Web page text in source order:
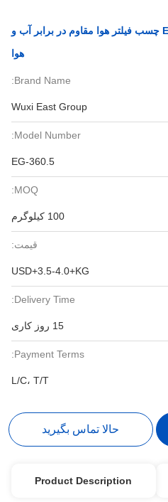
EVA Hot Melt Glue Granules چسب فیلتر هوا مقاوم در برابر آب و
هوا
Brand Name:
Wuxi East Group
Model Number:
EG-360.5
MOQ:
100 کیلوگرم
قیمت:
USD+3.5-4.0+KG
Delivery Time:
15 روز کاری
Payment Terms:
L/C، T/T
حالا تماس بگیرید
Product Description